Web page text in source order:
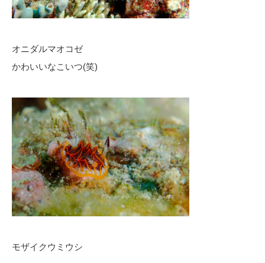
オニダルマオコゼ
かわいいなこいつ(笑)
モザイクウミウシ